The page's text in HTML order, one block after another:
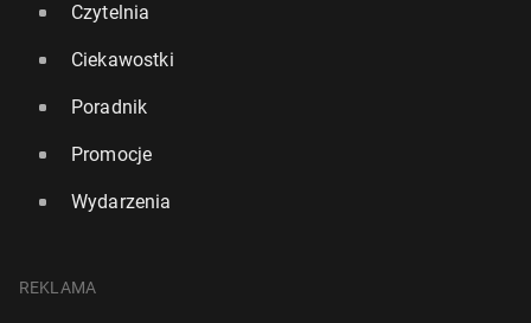
Czytelnia
Ciekawostki
Poradnik
Promocje
Wydarzenia
REKLAMA